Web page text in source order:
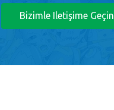
Bizimle Iletişime Geçin